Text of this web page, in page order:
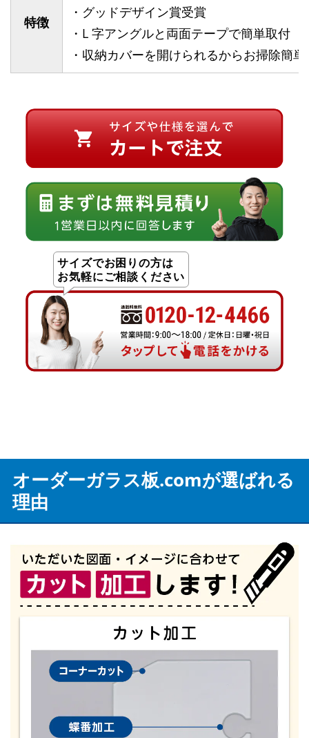
特徴
・グッドデザイン賞受賞
・L 字アングルと両面テープで簡単取付
・収納カバーを開けられるからお掃除簡単
サイズでお困りの方は
お気軽にご相談ください
オーダーガラス板.comが選ばれる
理由